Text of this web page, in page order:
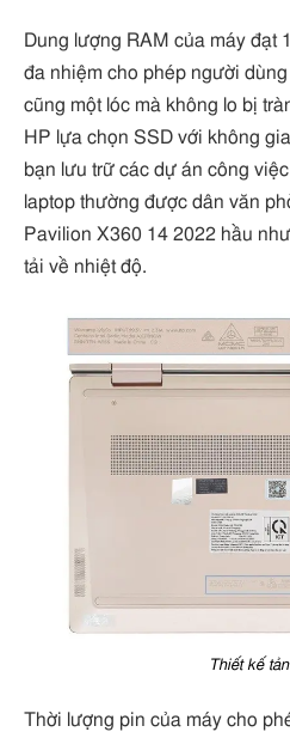
Dung lượng RAM của máy đạt
đa nhiệm cho phép người
cũng một lóc mà không lo bị
HP lựa chọn SSD với không
bạn lưu trữ các dự án công
laptop thường được dân văn
Pavilion X360 14 2022 hầu
tải về nhiệt độ.
Thiết kế
Thời lượng pin của máy cho